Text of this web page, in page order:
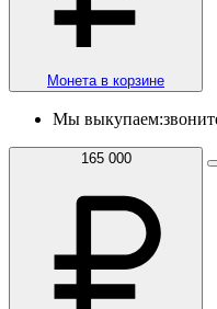
Монета в корзине
Мы выкупаем:
165 000